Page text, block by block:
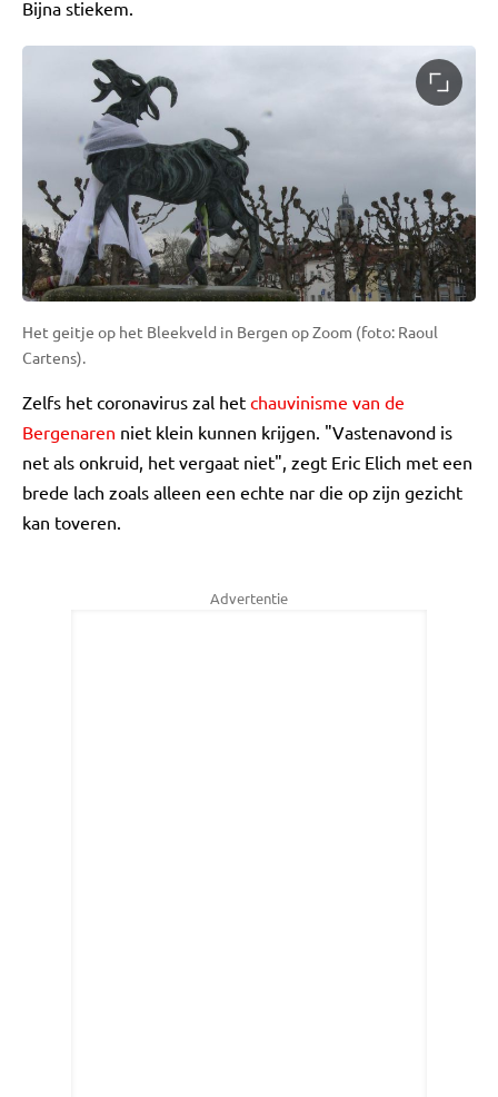
Bijna stiekem.
Het geitje op het Bleekveld in Bergen op Zoom (foto: Raoul
Cartens).
Zelfs het coronavirus zal het chauvinisme van de
Bergenaren niet klein kunnen krijgen. "Vastenavond is
net als onkruid, het vergaat niet", zegt Eric Elich met een
brede lach zoals alleen een echte nar die op zijn gezicht
kan toveren.
Advertentie